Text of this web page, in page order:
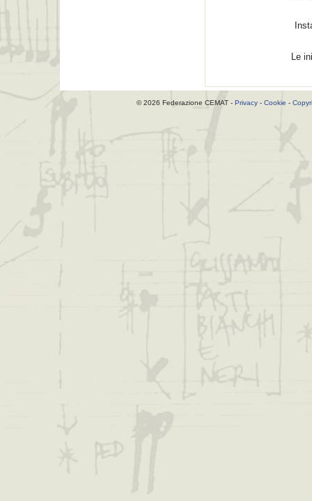
Le
© 2026 Federazione CEMAT - Privacy- Cookie -